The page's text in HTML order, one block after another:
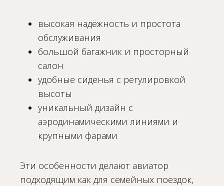
высокая надёжность и простота
обслуживания
большой багажник и просторный
салон
удобные сиденья с регулировкой
высоты
уникальный дизайн с
аэродинамическими линиями и
крупными фарами
Эти особенности делают авиатор
подходящим как для семейных поездок,